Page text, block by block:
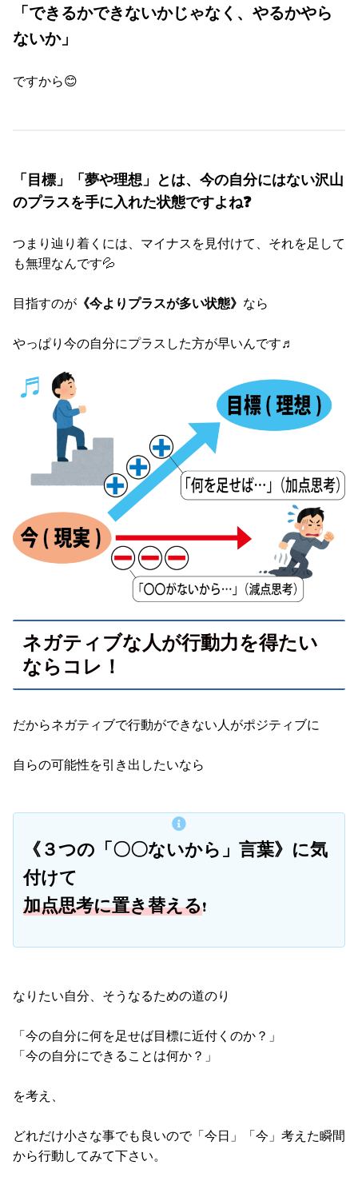
「できるかできないかじゃなく、やるかやら
ないか」
ですから😊
「目標」「夢や理想」とは、今の自分にはない沢山
のプラスを手に入れた状態ですよね❓
つまり辿り着くには、マイナスを見付けて、それを足して
も無理なんです💦
目指すのが 《今よりプラスが多い状態》 なら
やっぱり今の自分にプラスした方が早いんです♬
ネガティブな人が行動力を得たい
ならコレ！
だからネガティブで行動ができない人がポジティブに
自らの可能性を引き出したいなら
《３つの「〇〇ないから」言葉》に気
付けて
加点思考に置き替える❗
なりたい自分、そうなるための道のり
「今の自分に何を足せば目標に近付くのか？」
「今の自分にできることは何か？」
を考え、
どれだけ小さな事でも良いので「今日」「今」考えた瞬間
から行動してみて下さい。